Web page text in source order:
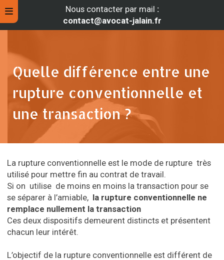
Nous contacter par mail :
contact@avocat-jalain.fr
Quelle différence entre une
rupture conventionnelle et
une transaction ?
La rupture conventionnelle est le mode de rupture très
utilisé pour mettre fin au contrat de travail.
Si on utilise de moins en moins la transaction pour se
se séparer à l’amiable, la rupture conventionnelle ne
remplace nullement la transaction
Ces deux dispositifs demeurent distincts et présentent
chacun leur intérêt.
L’objectif de la rupture conventionnelle est différent de